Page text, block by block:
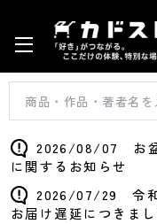
2026/08/07 お盆
に関するお知らせ
2026/07/29 令和
お届け遅延につきま